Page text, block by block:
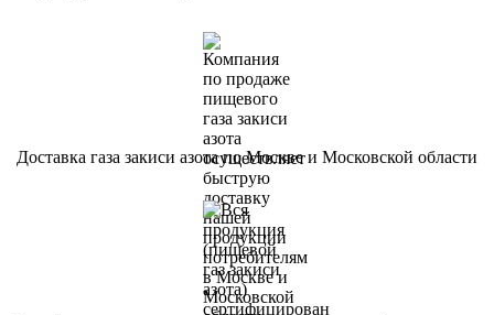
Доставка газа закиси азота по Москве и Московской области